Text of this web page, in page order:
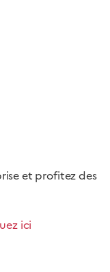
et profitez des
ici